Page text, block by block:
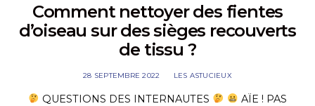
Comment nettoyer des fientes
d’oiseau sur des sièges recouverts
de tissu ?
28 SEPTEMBRE 2022 LES ASTUCIEUX
QUESTIONS DES INTERNAUTES
AÏE ! PAS